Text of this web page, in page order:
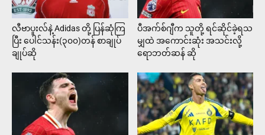
လီဗာပူးလ်နဲ့ Adidas တို့ ပြန်ဆုံကြ
ပြီး ပေါင်သန်း(၃၀၀)တန် စာချုပ်
ချုပ်ဆို
ပီအက်စ်ဂျီက သူတို့ ရင်ဆိုင်ခဲ့ရသ
မျှထဲ အကောင်းဆုံး အသင်းလို့
ရောဘတ်ဆန် ဆို